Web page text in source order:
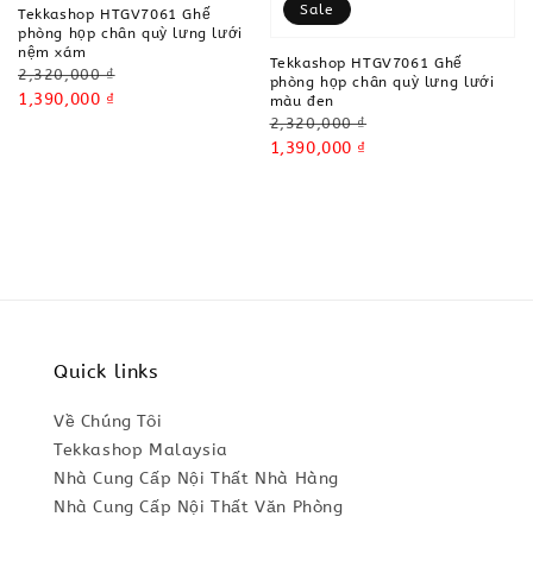
Tekkashop HTGV7061 Ghế
phòng họp chân quỳ lưng lưới
nệm xám
Regular
price
2,320,000 ₫
Sale
1,390,000 ₫
Sale
Tekkashop HTGV7061 Ghế
phòng họp chân quỳ lưng lưới
màu đen
Regular
price
2,320,000 ₫
Sale
1,390,000 ₫
Quick links
Về Chúng Tôi
Tekkashop Malaysia
Nhà Cung Cấp Nội Thất Nhà Hàng
Nhà Cung Cấp Nội Thất Văn Phòng